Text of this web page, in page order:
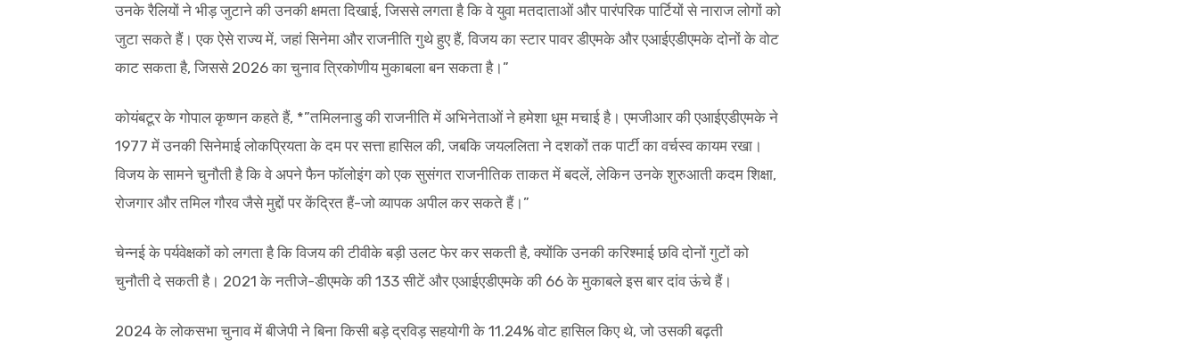
उनके रैलियों ने भीड़ जुटाने की उनकी क्षमता दिखाई, जिससे लगता है कि वे युवा मतदाताओं और पारंपरिक पार्टियों से नाराज लोगों को
जुटा सकते हैं। एक ऐसे राज्य में, जहां सिनेमा और राजनीति गुथे हुए हैं, विजय का स्टार पावर डीएमके और एआईएडीएमके दोनों के वोट
काट सकता है, जिससे 2026 का चुनाव त्रिकोणीय मुकाबला बन सकता है।”
कोयंबटूर के गोपाल कृष्णन कहते हैं, *”तमिलनाडु की राजनीति में अभिनेताओं ने हमेशा धूम मचाई है। एमजीआर की एआईएडीएमके ने
1977 में उनकी सिनेमाई लोकप्रियता के दम पर सत्ता हासिल की, जबकि जयललिता ने दशकों तक पार्टी का वर्चस्व कायम रखा।
विजय के सामने चुनौती है कि वे अपने फैन फॉलोइंग को एक सुसंगत राजनीतिक ताकत में बदलें, लेकिन उनके शुरुआती कदम शिक्षा,
रोजगार और तमिल गौरव जैसे मुद्दों पर केंद्रित हैं-जो व्यापक अपील कर सकते हैं।”
चेन्नई के पर्यवेक्षकों को लगता है कि विजय की टीवीके बड़ी उलट फेर कर सकती है, क्योंकि उनकी करिश्माई छवि दोनों गुटों को
चुनौती दे सकती है। 2021 के नतीजे-डीएमके की 133 सीटें और एआईएडीएमके की 66 के मुकाबले इस बार दांव ऊंचे हैं।
2024 के लोकसभा चुनाव में बीजेपी ने बिना किसी बड़े द्रविड़ सहयोगी के 11.24% वोट हासिल किए थे, जो उसकी बढ़ती